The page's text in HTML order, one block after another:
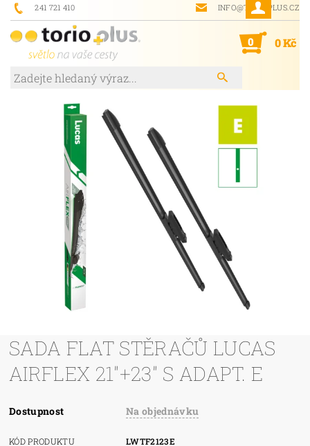
241 721 410 INFO@TORIOPLUS.CZ
0 0 Kč
SADA FLAT STĚRAČŮ LUCAS
AIRFLEX 21"+23" S ADAPT. E
Dostupnost Na objednávku
KÓD PRODUKTU
LWTF2123E